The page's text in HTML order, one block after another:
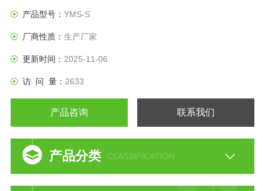
定、电位滴定以及电位法测定各种离子等，这些都是在磁力搅
防疫等单位的常备工具。
产品型号： YMS-S
厂商性质： 生产厂家
更新时间： 2025-11-06
访 问 量： 2633
产品咨询 联系我们
产品分类 CLASSIFICATION